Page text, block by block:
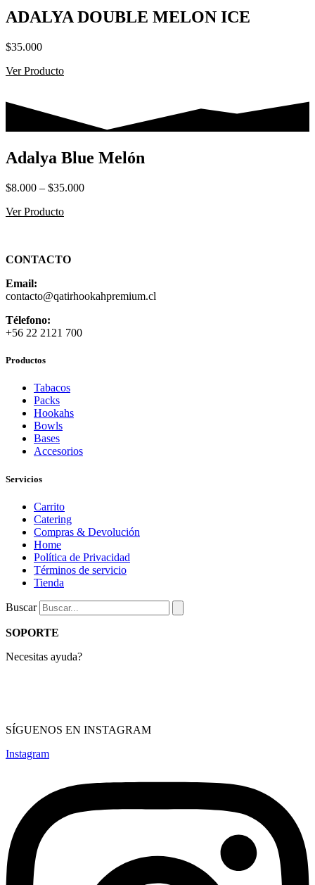
ADALYA DOUBLE MELON ICE
$35.000
Ver Producto
Adalya Blue Melón
$8.000 – $35.000Rango
Ver Producto
CONTACTO
Email:
contacto@qatirhookahpremium.cl
Télefono:
+56 22 2121 700
Productos
Tabacos
Packs
Hookahs
Bowls
Bases
Accesorios
Servicios
Carrito
Catering
Compras & Devolución
Home
Política de Privacidad
Términos de servicio
Tienda
Buscar
SOPORTE
Necesitas ayuda?
SÍGUENOS EN INSTAGRAM
Instagram